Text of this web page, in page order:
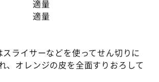
量
適量
スライサーなどを使ってせん切りに
、オレンジの皮を全面すりおろして